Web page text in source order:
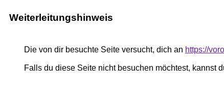
Weiterleitungshinweis
Die von dir besuchte Seite versucht, dich an https://
Falls du diese Seite nicht besuchen möchtest, kannst